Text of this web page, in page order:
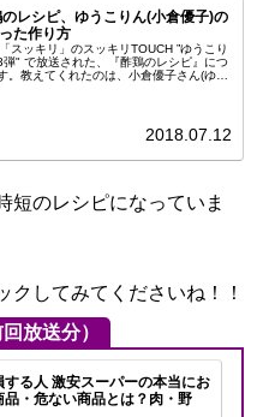
レシピ、ゆうこりん(小倉優子)の
た作り方
スッキリ」のスッキリTOUCH ”ゆうこり
弾" で放送された、『酢鶏のレシピ』につ
。教えてくれたのは、小倉優子さん(ゆう
2018.07.12
短のレシピになっていま
クしてみてくださいね！！
放送分）
する人 激安スーパーの本当にお
品・危ない商品とは？肉・野